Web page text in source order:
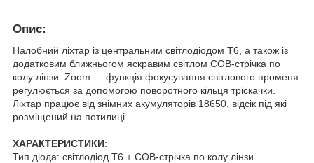
Опис:
Налобний ліхтар із центральним світлодіодом T6, а також із
додатковим ближньогом яскравим світлом COB-стрічка по
колу лінзи. Zoom — функція фокусування світлового променя
регулюється за допомогою поворотного кільця тріскачки.
Ліхтар працює від знімних акумуляторів 18650, відсік під які
розміщений на потилиці.
ХАРАКТЕРИСТИКИ:
Тип діода: світлодіод T6 + COB-стрічка по колу лінзи